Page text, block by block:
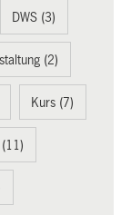
DWS (3)
(2)
Kurs (7)